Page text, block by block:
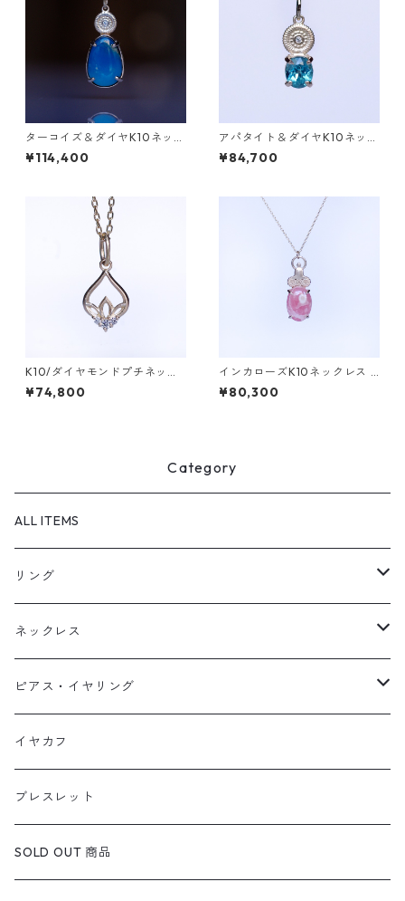
ターコイズ＆ダイヤK10ネック
レス DAHMA(ダーマ) [D028]
¥114,400
アパタイト＆ダイヤK10ネック
レス DAHMA(ダーマ) [D024]
¥84,700
K10/ダイヤモンドプチネック
レス HASU(ハス)
¥74,800
インカローズK10ネックレス V
AIROCANA(ヴァイロチャナ）
[V011]
¥80,300
Category
ALL ITEMS
リング
天然石1点ものリング【Gold】（在庫ありのみ絞込）
天然石1点ものリング【Silver】（在庫ありのみ絞込）
定番リング
ネックレス
天然石1点ものネックレス（在庫ありのみ絞込）
定番ネックレス
ピアス・イヤリング
天然石1点ものピアス（在庫ありのみ絞込）
定番ピアス/イヤリング
イヤカフ
ブレスレット
SOLD OUT 商品